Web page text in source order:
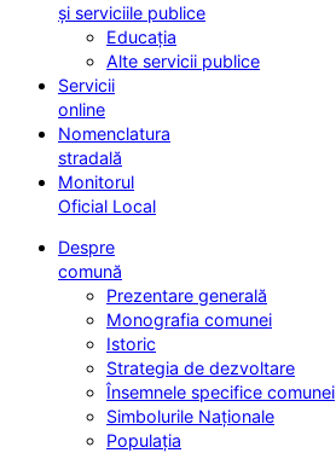
și serviciile publice
Educația
Alte servicii publice
Servicii
online
Nomenclatura
stradală
Monitorul
Oficial Local
Despre
comună
Prezentare generală
Monografia comunei
Istoric
Strategia de dezvoltare
Însemnele specifice comunei
Simbolurile Naționale
Populația